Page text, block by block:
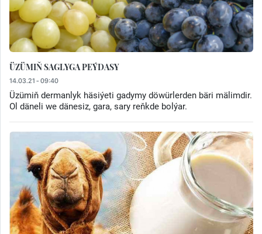
ÜZÜMIŇ SAGLYGA PEÝDASY
14.03.21 - 09:40
Üzümiň dermanlyk häsiýeti gadymy döwürlerden bäri mälimdir.
Ol däneli we dänesiz, gara, sary reňkde bolýar.